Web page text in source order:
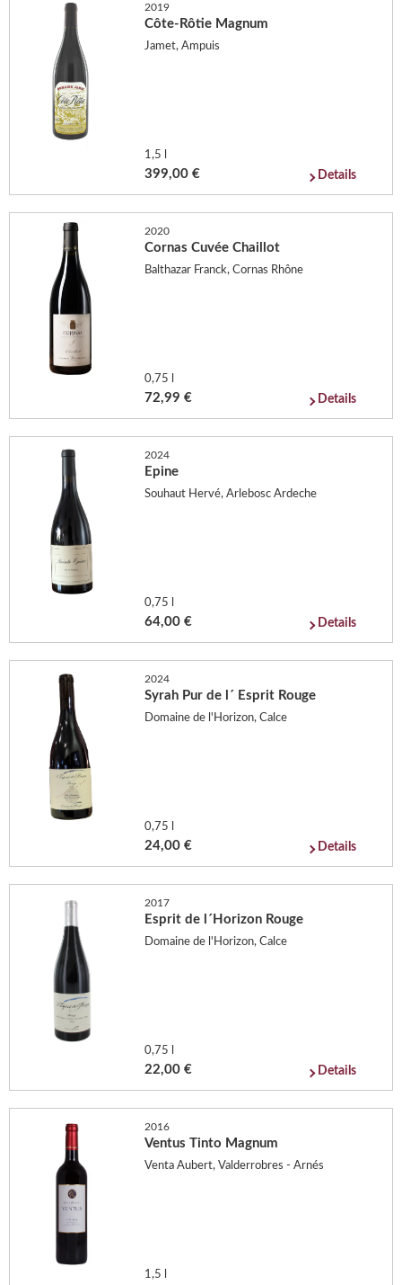
2019
Côte-Rôtie Magnum
Jamet, Ampuis
1,5 l
399,00 € Details
2020
Cornas Cuvée Chaillot
Balthazar Franck, Cornas Rhône
0,75 l
72,99 € Details
2024
Epine
Souhaut Hervé, Arlebosc Ardeche
0,75 l
64,00 € Details
2024
Syrah Pur de l´ Esprit Rouge
Domaine de l'Horizon, Calce
0,75 l
24,00 € Details
2017
Esprit de l´Horizon Rouge
Domaine de l'Horizon, Calce
0,75 l
22,00 € Details
2016
Ventus Tinto Magnum
Venta Aubert, Valderrobres - Arnés
1,5 l